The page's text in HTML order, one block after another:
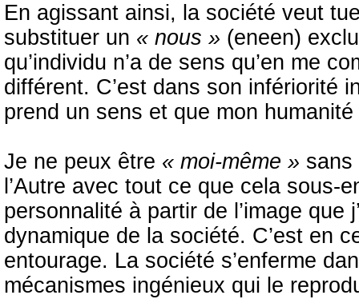
En agissant ainsi, la société veut
substituer un « nous » (eneen)
qu’individu n’a de sens qu’en me
différent. C’est dans son infériorité
prend un sens et que mon
Je ne peux être « moi-même » sans
l’Autre avec tout ce que cela sous-
personnalité à partir de l’image que
dynamique de la société. C’est en
entourage. La société s’enferme
mécanismes ingénieux qui le